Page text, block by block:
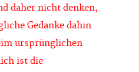
daher nicht denken,
Gedanke dahin.
ursprünglichen
ist die